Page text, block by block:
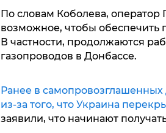
По словам Коболева, оператор
возможное, чтобы обеспечить
В частности, продолжаются
газопроводов в Донбассе.
Ранее в самопровозглашенных
из-за того, что Украина
заявили, что начинают